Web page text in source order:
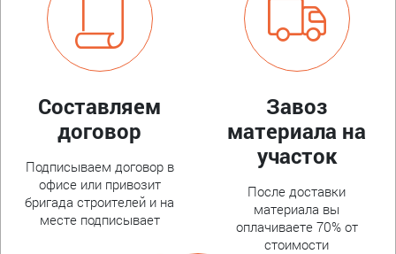
Составляем
договор
Подписываем договор в
офисе или привозит
бригада строителей и на
месте подписывает
Завоз
материала на
участок
После доставки
материала вы
оплачиваете 70% от
стоимости